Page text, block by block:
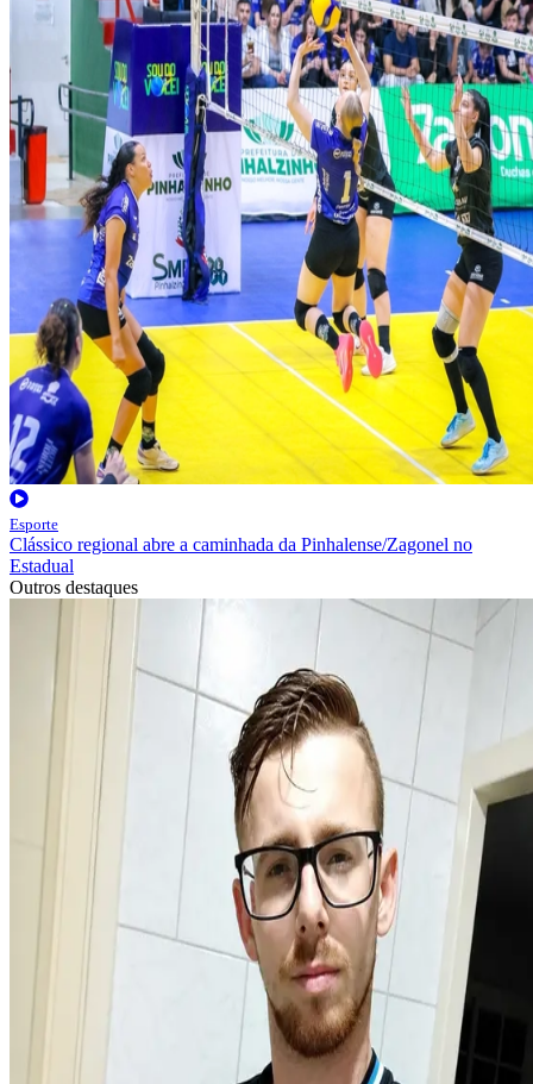
Esporte
Clássico regional abre a caminhada da Pinhalense/Zagonel no
Estadual
Outros destaques